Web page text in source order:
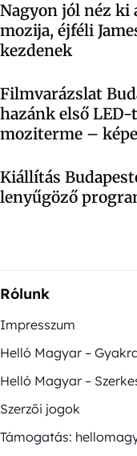
Nagyon jól néz ki
mozija, éjféli
kezdenek
Filmvarázslat
hazánk első
moziterme –
Kiállítás
lenyűgöző
Rólunk
Impresszum
Helló Magyar –
Helló Magyar –
Szerzői jogok
Támogatás: